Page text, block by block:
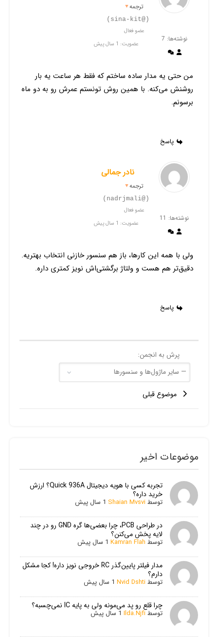
نوشته‌ها: 7
ترجمه▼
(@sina-kit)
عضو فعال
عضویت: 1 سال پیش
من حتی یه مدار ساده ساختم که فقط هر ساعت یه بار
روشنش می‌کنه. با همین روش تونستم عمرش رو به دو ماه
برسونم.
پاسخ
نوشته‌ها: 11
نادر جمالی
ترجمه▼
(@nadrjmali)
عضو فعال
عضویت: 1 سال پیش
ولی با همه این کارها، باز هم سنسور خازنی انتخاب بهتریه.
دقیق‌تر هم هست و ولتاژ برگشتی‌اش نویز کمتری داره.
پاسخ
پرش به انجمن:
موضوع قبلی
موضوعات اخیر
تجربه کسی با هویه دیجیتال Quick 936A؟ ارزش
خرید داره؟
توسطShaian Mvsvi 1 سال پیش
در طراحی PCB، چرا بعضی‌ها گره GND رو در چند
لایه پخش می‌کنن؟
توسط Kamran Flah 1 سال پیش
مدار فیلتر پایین‌گذر RC خروجی نویز داره! کجا مشکل
دارم؟
توسطNvid Dshti 1 سال پیش
چرا قلع رو پد می‌مونه ولی به پایه IC نمی‌چسبه؟
توسطIlda.Njfi 1 سال پیش